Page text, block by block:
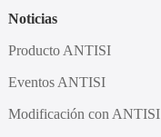
Noticias
Producto ANTISI
Eventos ANTISI
Modificación con ANTISI